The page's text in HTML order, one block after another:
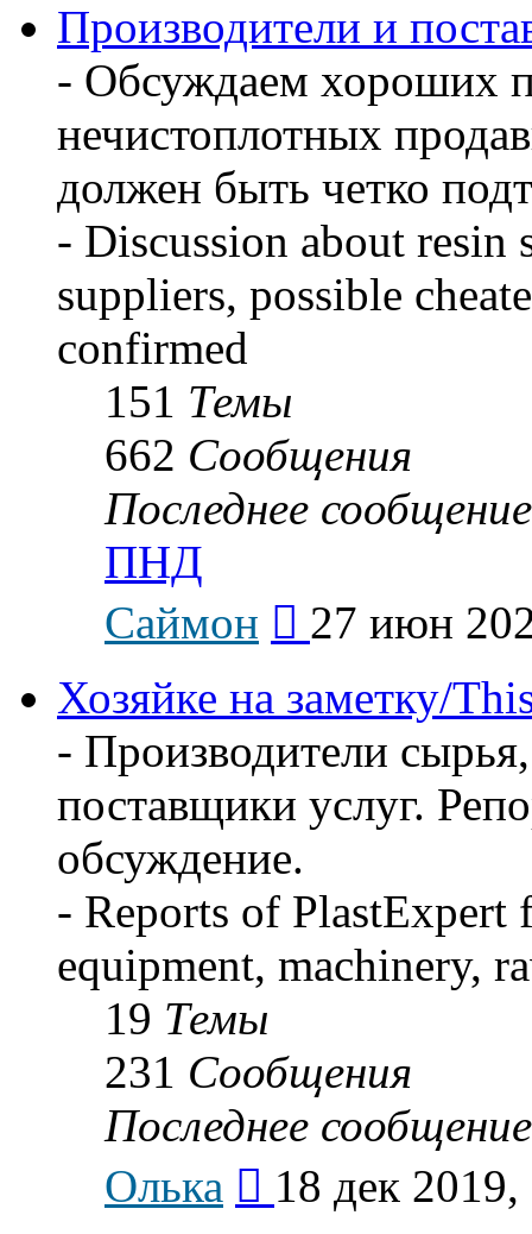
Производители и
- Обсуждаем хороших
нечистоплотных
должен быть четко
- Discussion about resin
suppliers, possible
confirmed
151 Темы
662 Сообщения
Последнее сообщение
ПНД
Саймон
последнему
27 июн
Хозяйке на заметку/
- Производители
поставщики услуг.
обсуждение.
- Reports of PlastExpert
equipment, machinery,
19 Темы
231 Сообщения
Последнее сообщение
Олька
последнему
18 дек